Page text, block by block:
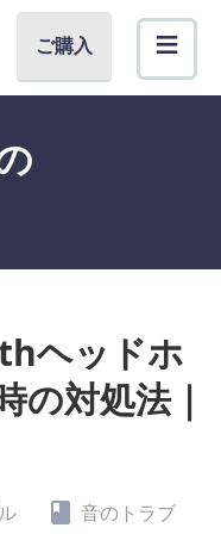
ご購入
ヘッドホ
の対処法｜
音のトラブ